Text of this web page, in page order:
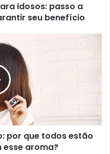
idosos: passo a
seu benefício
por que todos estão
aroma?